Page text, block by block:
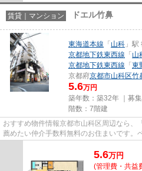
賃貸｜マンション ドエル竹鼻
東海道本線 「 山科 」駅
京都地下鉄東西線 「 山
京都地下鉄東西線 「 東
京都府京都市山科区竹
5.6万円
築年数：築32年 ｜募集
階数：7階建
おすすめ物件情報京都市山科区周辺なら、
薦めたい仲介手数料無料のお住まいです。
5.6万円
(管理費・共益